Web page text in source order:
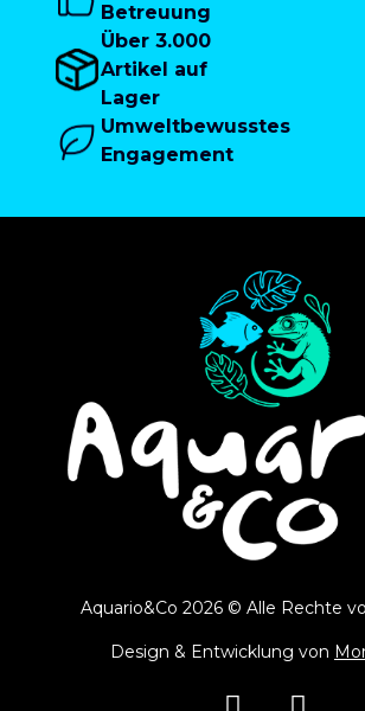
Betreuung
Über 3.000
Artikel auf
Lager
Umweltbewusstes
Engagement
Aquario&Co 2026 © Alle Rechte
Design & Entwicklung von